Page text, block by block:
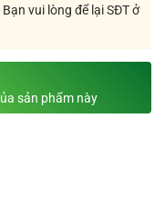
vui lòng để lại SĐT ở
sản phẩm này